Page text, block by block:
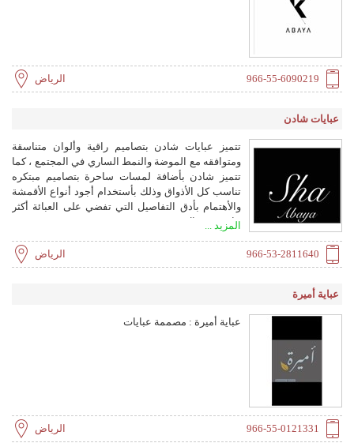
966-55-6090219 الرياض
عبايات شادن
تتميز عبايات شادن بتصاميم راقية وألوان متناسقة
ومتوافقه مع الموضة والنمط الساري في المجتمع ، كما
تتميز شادن بأضافة لمسات ساحرة بتصاميم مبتكره
تناسب كل الأذواق وذلك بأستخدام أجود أنواع الأقمشة
والأهتمام بأدق التفاصيل التي تفضي على العبائة أكثر
جاذبية وجمال .
المزيد ...
966-53-2811640 الرياض
عباية أميرة
عباية أميرة : مصممة عبايات
966-55-0121331 الرياض